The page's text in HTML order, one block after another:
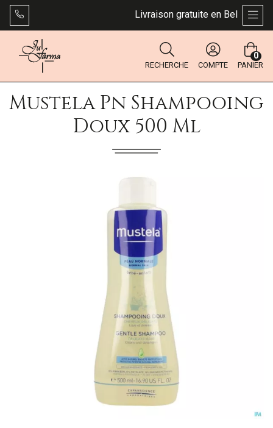
Livraison gratuite en Belgique
RECHERCHE COMPTE PANIER
0
Mustela Pn Shampooing
Doux 500 Ml